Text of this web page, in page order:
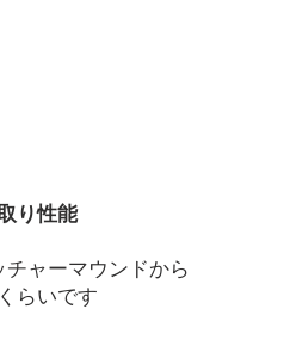
り性能
ャーマウンドから
らいです